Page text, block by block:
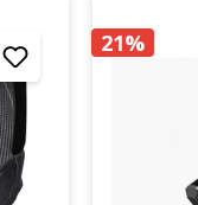
21%